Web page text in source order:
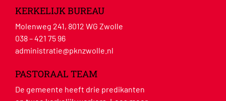
KERKELIJK BUREAU
Molenweg 241, 8012 WG Zwolle
038 – 421 75 96
administratie@pknzwolle.nl
PASTORAAL TEAM
De gemeente heeft drie predikanten